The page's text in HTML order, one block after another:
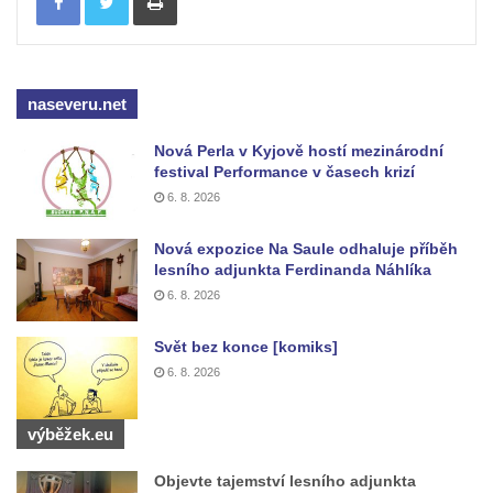
samoty a Údolím vzdechů
Údajná vyhlídka u pomníku Hanse Kudlicha
v Nové Vsi-Teplicích
Údajná vyhlídka pod Širokým vrchem
Boreč – vyhlídka k jihu
Boreč – vyhlídka k východu
Vrázova vyhlídka v Mělníku
Vyhlídková věž archeoparku Na Jánu u
Vyhlídka Supí vrch
Vyhlídka Pod Schillerovou výšinou v
Krupce
Vyhlídka u kaple v Jirchářích na Doksanské
naseveru.net
Nová Perla v Kyjově hostí mezinárodní
festival Performance v časech krizí
6. 8. 2026
Nová expozice Na Saule odhaluje příběh
lesního adjunkta Ferdinanda Náhlíka
6. 8. 2026
Svět bez konce [komiks]
6. 8. 2026
výběžek.eu
Objevte tajemství lesního adjunkta